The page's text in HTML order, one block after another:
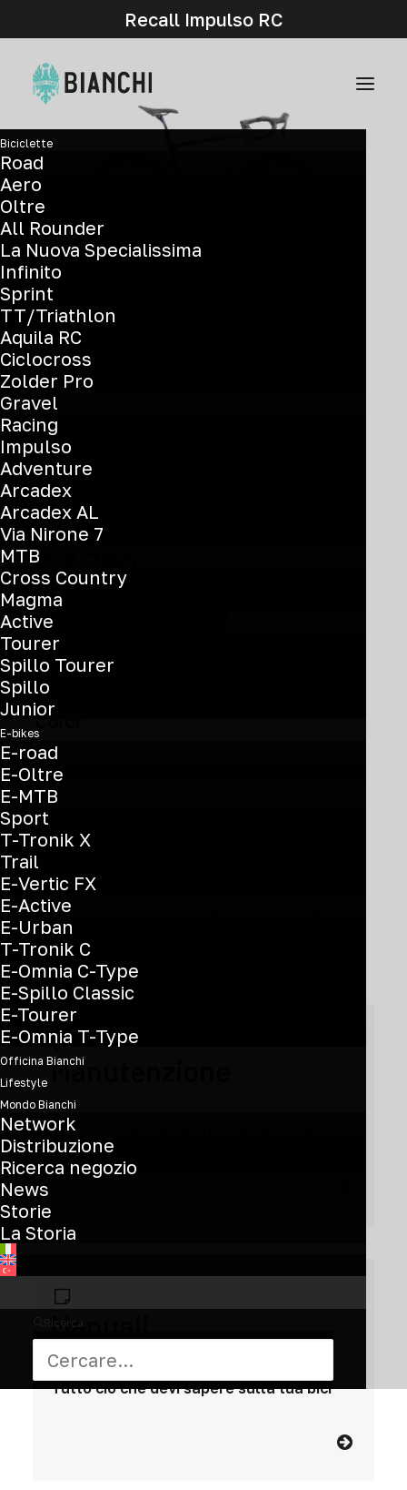
Recall Impulso RC
Biciclette
Road
Aero
Oltre
All Rounder
La Nuova Specialissima
Infinito
Sprint
TT/Triathlon
Aquila RC
Ciclocross
Zolder Pro
Gravel
Racing
Impulso
Adventure
Arcadex
Arcadex AL
Via Nirone 7
MTB
Cross Country
Magma
Active
Tourer
Spillo Tourer
Spillo
Junior
E-bikes
E-road
E-Oltre
E-MTB
Sport
T-Tronik X
Trail
E-Vertic FX
E-Active
E-Urban
T-Tronik C
E-Omnia C-Type
E-Spillo Classic
E-Tourer
E-Omnia T-Type
Officina Bianchi
Lifestyle
Mondo Bianchi
Network
Distribuzione
Ricerca negozio
News
Storie
La Storia
Ricerca
Components and graphic details may differ from
the actual model.
Ultegra Di2 12sp - Dual Side 4iiii Power Meter
YVB7K
Infinito PRO Launch
Edition
Recommended Retail Price
€ 7.790
Color
Hai bisogno di aiuto?
Manutenzione
Scopri come prenderti cura del prodotto
Manuali
Tutto ciò che devi sapere sulla tua bici